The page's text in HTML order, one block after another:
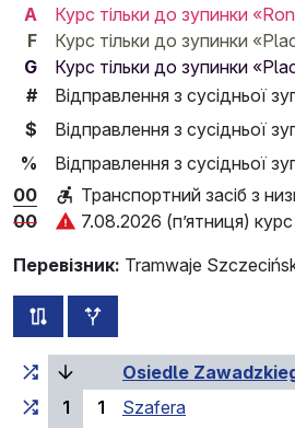
A
Курс тільки до зупинки
F
Курс тільки до зупинки
G
Курс тільки до зупинки
#
Відправлення з сусідньої
$ Відправлення з сусідньої
% Відправлення з сусідньої
00
Транспортний засіб з
00
7.08.2026 (п’ятниця)
Перевізник: Tramwaje
всі схеми цього маршруту
Загальний час у дорозі Час
Osiedle
1
1
Szafera